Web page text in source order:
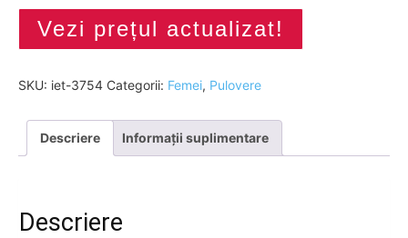
Vezi prețul actualizat!
SKU: iet-3754 Categorii: Femei, Pulovere
Descriere Informații suplimentare
Descriere